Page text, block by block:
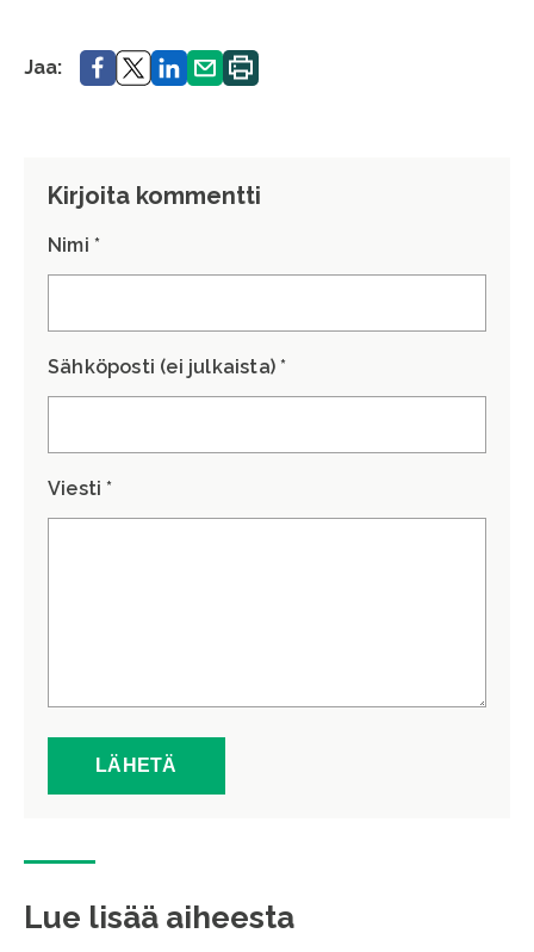
Jaa: Jaa. Jaa.Jaa. Jaa. Tulosta
sivu.
Kirjoita kommentti
Nimi *
Sähköposti (ei julkaista) *
Viesti *
Lue lisää aiheesta